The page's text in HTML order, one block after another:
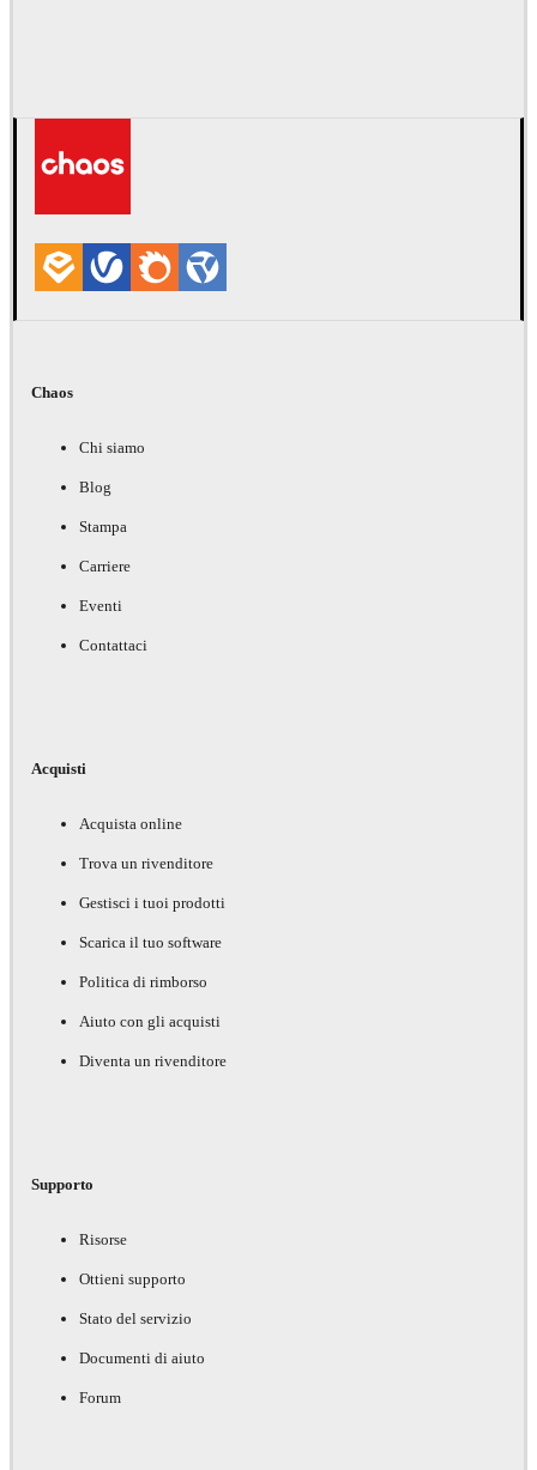
Chaos
Chi siamo
Blog
Stampa
Carriere
Eventi
Contattaci
Acquisti
Acquista online
Trova un rivenditore
Gestisci i tuoi prodotti
Scarica il tuo software
Politica di rimborso
Aiuto con gli acquisti
Diventa un rivenditore
Supporto
Risorse
Ottieni supporto
Stato del servizio
Documenti di aiuto
Forum